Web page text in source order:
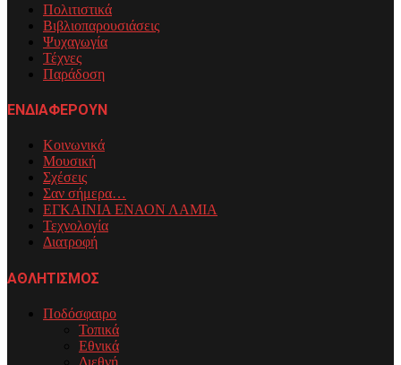
Πολιτιστικά
Βιβλιοπαρουσιάσεις
Ψυχαγωγία
Τέχνες
Παράδοση
ΕΝΔΙΑΦΕΡΟΥΝ
Κοινωνικά
Μουσική
Σχέσεις
Σαν σήμερα…
ΕΓΚΑΙΝΙΑ ΕΝΑΟΝ ΛΑΜΙΑ
Τεχνολογία
Διατροφή
ΑΘΛΗΤΙΣΜΟΣ
Ποδόσφαιρο
Τοπικά
Εθνικά
Διεθνή